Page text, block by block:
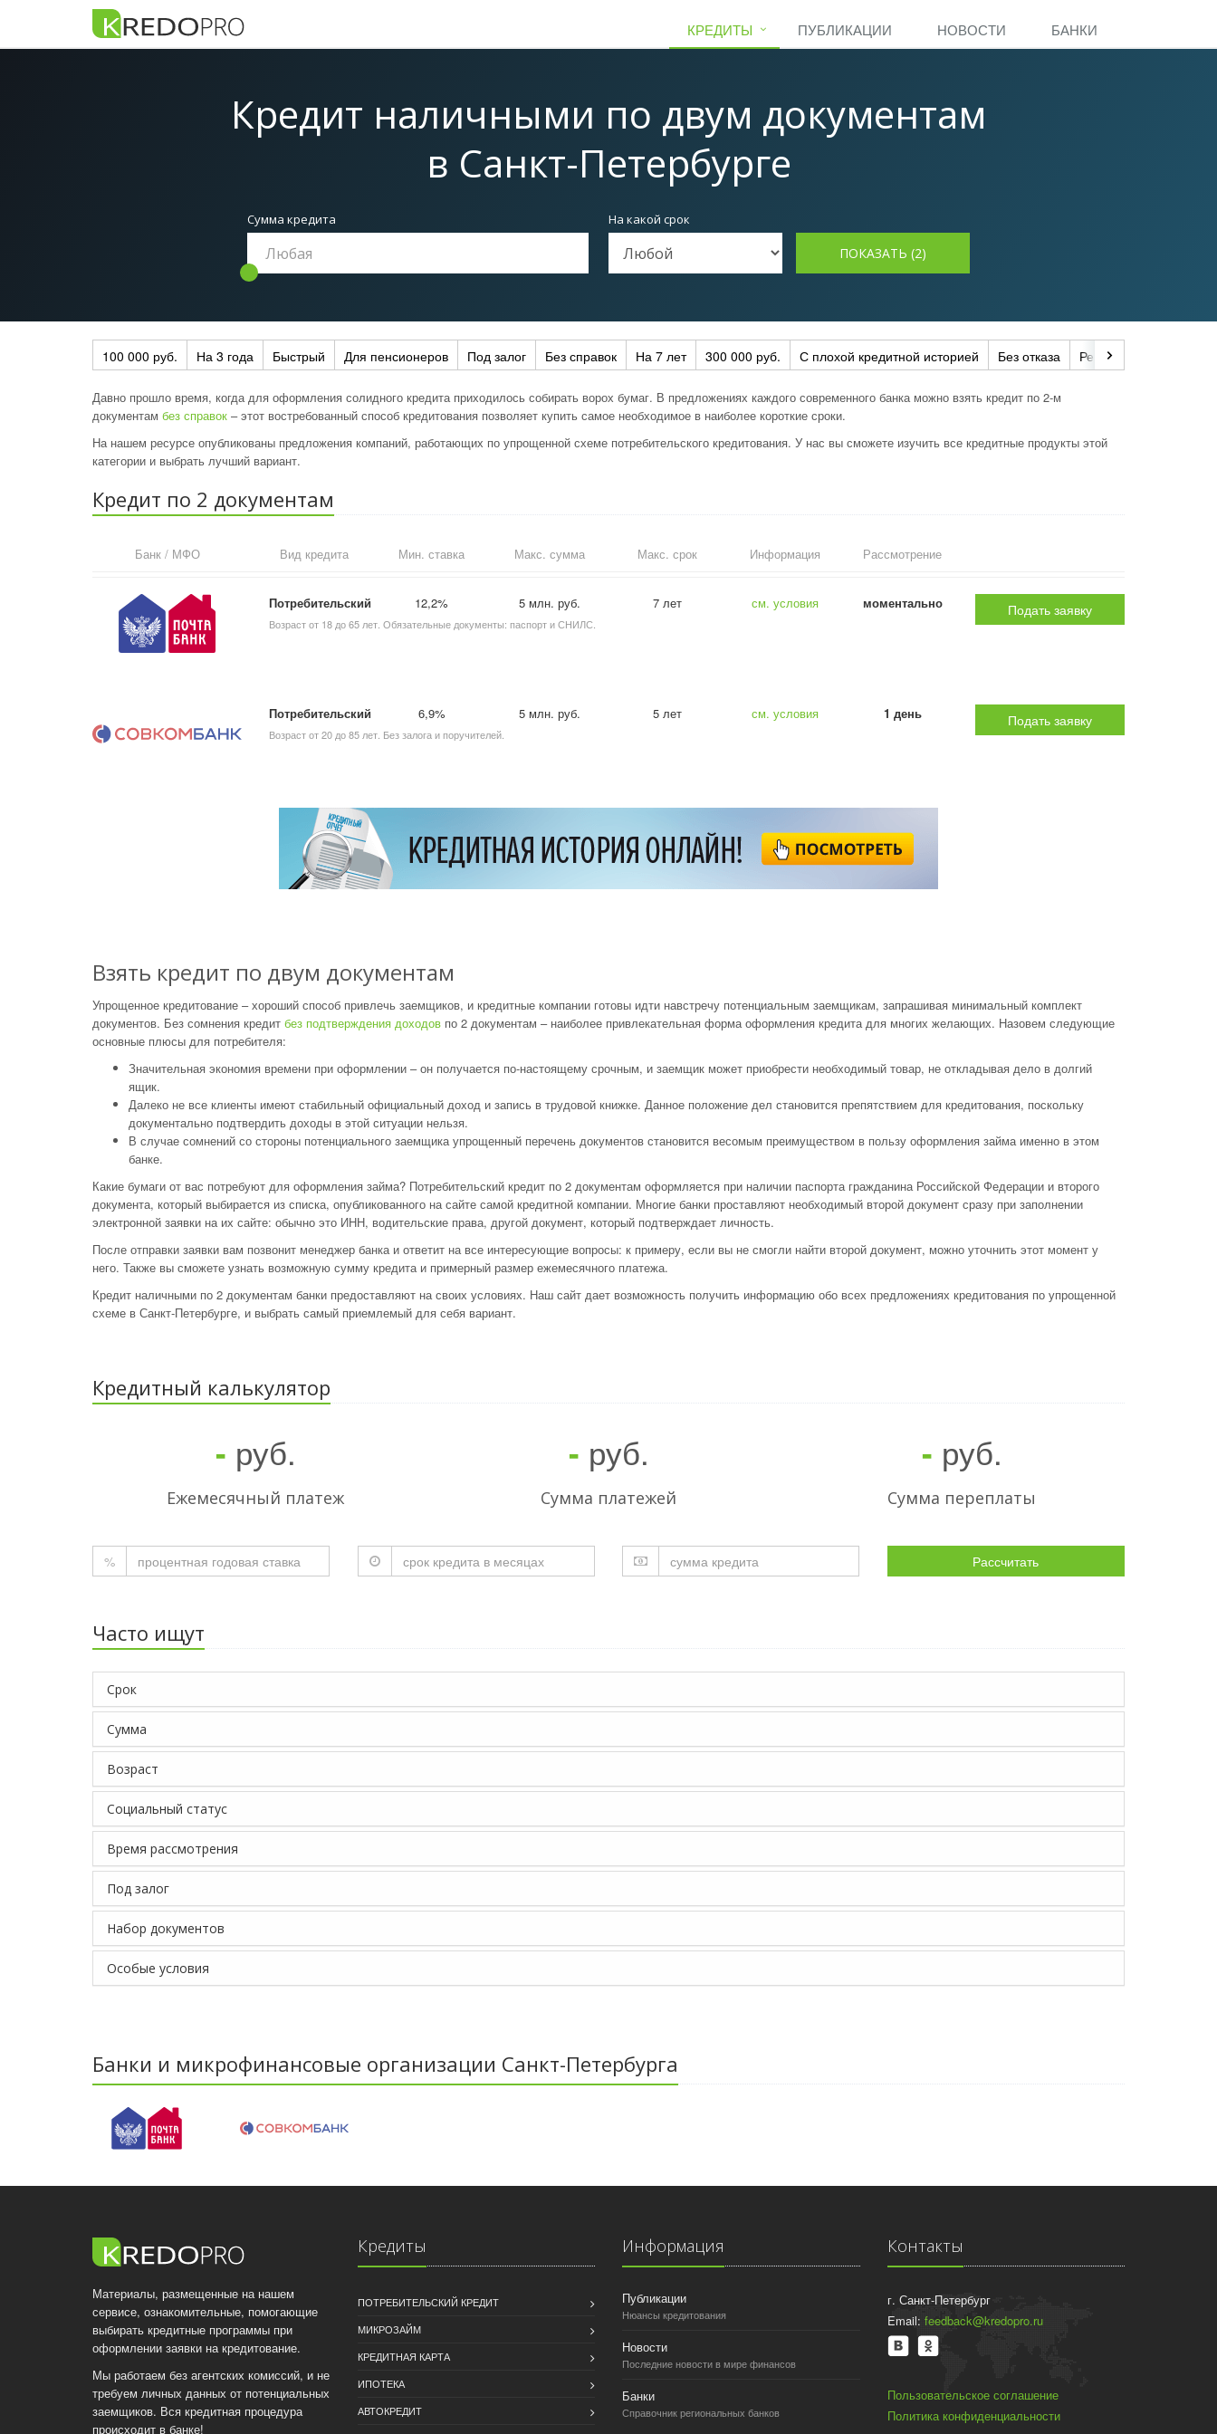
КРЕДИТЫ ПУБЛИКАЦИИ НОВОСТИ БАНКИ
Кредит наличными по двум документам
в Санкт-Петербурге
Сумма кредита На какой срок
100 000 руб. На 3 года Быстрый Для пенсионеров Под залог Без справок На 7 лет 300 000 руб. С плохой кредитной историей Без отказа Рефинансирование
Давно прошло время, когда для оформления солидного кредита приходилось собирать ворох бумаг. В предложениях каждого современного банка можно взять кредит по 2-м
документам без справок – этот востребованный способ кредитования позволяет купить самое необходимое в наиболее короткие сроки.
На нашем ресурсе опубликованы предложения компаний, работающих по упрощенной схеме потребительского кредитования. У нас вы сможете изучить все кредитные продукты этой
категории и выбрать лучший вариант.
Кредит по 2 документам
Банк / МФО Вид кредита Мин. ставка Макс. сумма Макс. срок Информация Рассмотрение
Потребительский 12,2% 5 млн. руб. 7 лет см. условия моментально
Возраст от 18 до 65 лет. Обязательные документы: паспорт и СНИЛС.
Подать заявку
Потребительский 6,9% 5 млн. руб. 5 лет см. условия 1 день
Возраст от 20 до 85 лет. Без залога и поручителей.
Подать заявку
Взять кредит по двум документам
Упрощенное кредитование – хороший способ привлечь заемщиков, и кредитные компании готовы идти навстречу потенциальным заемщикам, запрашивая минимальный комплект
документов. Без сомнения кредит без подтверждения доходов по 2 документам – наиболее привлекательная форма оформления кредита для многих желающих. Назовем следующие
основные плюсы для потребителя:
Значительная экономия времени при оформлении – он получается по-настоящему срочным, и заемщик может приобрести необходимый товар, не откладывая дело в долгий
ящик.
Далеко не все клиенты имеют стабильный официальный доход и запись в трудовой книжке. Данное положение дел становится препятствием для кредитования, поскольку
документально подтвердить доходы в этой ситуации нельзя.
В случае сомнений со стороны потенциального заемщика упрощенный перечень документов становится весомым преимуществом в пользу оформления займа именно в этом
банке.
Какие бумаги от вас потребуют для оформления займа? Потребительский кредит по 2 документам оформляется при наличии паспорта гражданина Российской Федерации и второго
документа, который выбирается из списка, опубликованного на сайте самой кредитной компании. Многие банки проставляют необходимый второй документ сразу при заполнении
электронной заявки на их сайте: обычно это ИНН, водительские права, другой документ, который подтверждает личность.
После отправки заявки вам позвонит менеджер банка и ответит на все интересующие вопросы: к примеру, если вы не смогли найти второй документ, можно уточнить этот момент у
него. Также вы сможете узнать возможную сумму кредита и примерный размер ежемесячного платежа.
Кредит наличными по 2 документам банки предоставляют на своих условиях. Наш сайт дает возможность получить информацию обо всех предложениях кредитования по упрощенной
схеме в Санкт-Петербурге, и выбрать самый приемлемый для себя вариант.
Кредитный калькулятор
- руб.
Ежемесячный платеж
- руб.
Cумма платежей
- руб.
Сумма переплаты
% Рассчитать
Часто ищут
Срок
Сумма
Возраст
Социальный статус
Время рассмотрения
Под залог
Набор документов
Особые условия
Банки и микрофинансовые организации Санкт-Петербурга
Материалы, размещенные на нашем
сервисе, ознакомительные, помогающие
выбирать кредитные программы при
оформлении заявки на кредитование.
Мы работаем без агентских комиссий, и не
требуем личных данных от потенциальных
заемщиков. Вся кредитная процедура
происходит в банке!
Кредиты
ПОТРЕБИТЕЛЬСКИЙ КРЕДИТ
МИКРОЗАЙМ
КРЕДИТНАЯ КАРТА
ИПОТЕКА
АВТОКРЕДИТ
Информация
Публикации
Нюансы кредитования
Новости
Последние новости в мире финансов
Банки
Справочник региональных банков
Контакты
г. Санкт-Петербург
Email: feedback@kredopro.ru
Пользовательское соглашение
Политика конфиденциальности